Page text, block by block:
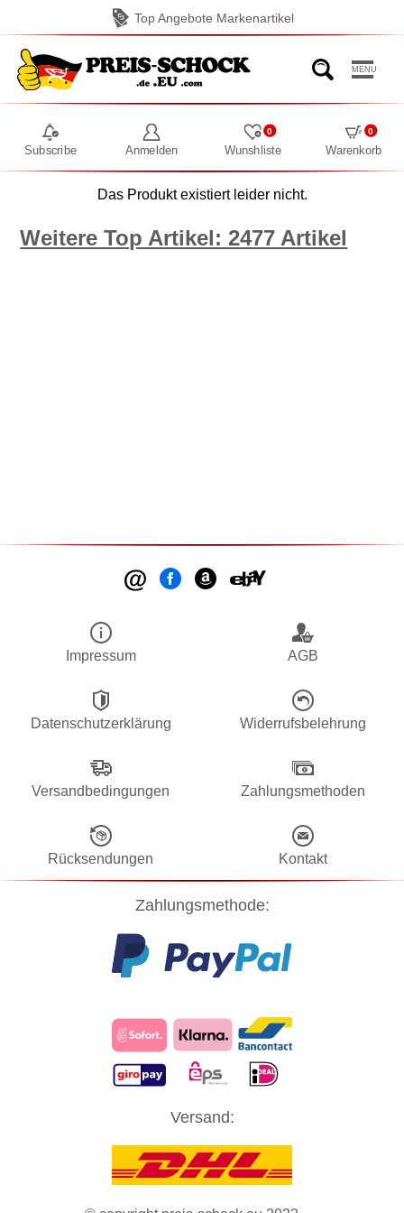
zu Ihren Rechten als Benutzer finden Sie in unserer
Cookies zu akzeptieren und direkt unsere Website besuchen zu
ZUSTIMMUNG
Top Angebote Markenartikel
MENU
Subscribe Anmelden Wunshliste
0
Warenkorb
0
Das Produkt existiert leider nicht.
Weitere Top Artikel: 2477 Artikel
Impressum AGB
Datenschutzerklärung Widerrufsbelehrung
Versandbedingungen Zahlungsmethoden
Rücksendungen Kontakt
Zahlungsmethode:
Versand: